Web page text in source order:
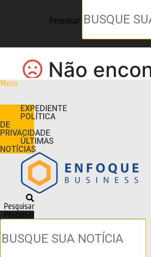
Pesquisar
Menu
EXPEDIENTE
POLÍTICA
DE
PRIVACIDADE
ÚLTIMAS
NOTÍCIAS
Pesquisar
Pesquisar